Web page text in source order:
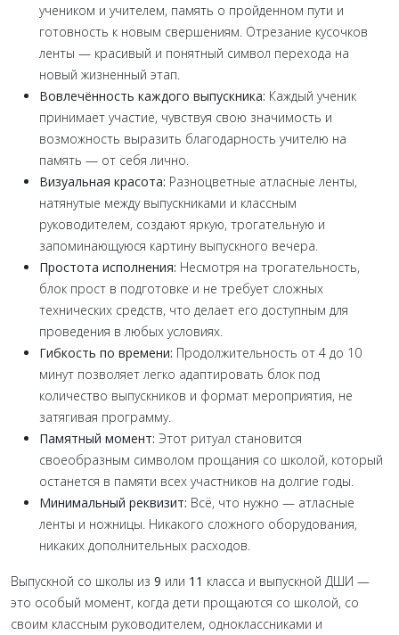
учеником и учителем, память о пройденном пути и
готовность к новым свершениям. Отрезание кусочков
ленты — красивый и понятный символ перехода на
новый жизненный этап.
Вовлечённость каждого выпускника: Каждый ученик
принимает участие, чувствуя свою значимость и
возможность выразить благодарность учителю на
память — от себя лично.
Визуальная красота: Разноцветные атласные ленты,
натянутые между выпускниками и классным
руководителем, создают яркую, трогательную и
запоминающуюся картину выпускного вечера.
Простота исполнения: Несмотря на трогательность,
блок прост в подготовке и не требует сложных
технических средств, что делает его доступным для
проведения в любых условиях.
Гибкость по времени: Продолжительность от 4 до 10
минут позволяет легко адаптировать блок под
количество выпускников и формат мероприятия, не
затягивая программу.
Памятный момент: Этот ритуал становится
своеобразным символом прощания со школой, который
останется в памяти всех участников на долгие годы.
Минимальный реквизит: Всё, что нужно — атласные
ленты и ножницы. Никакого сложного оборудования,
никаких дополнительных расходов.
Выпускной со школы из 9 или 11 класса и выпускной ДШИ —
это особый момент, когда дети прощаются со школой, со
своим классным руководителем, одноклассниками и